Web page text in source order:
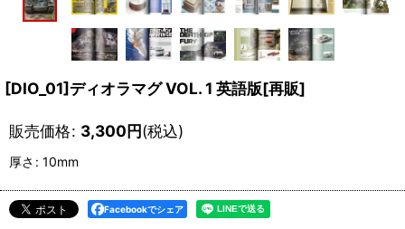
[DIO_01]ディオラマグ VOL. 1 英語版[再販]
販売価格: 3,300円(税込)
厚さ : 10mm
Facebookでシェア